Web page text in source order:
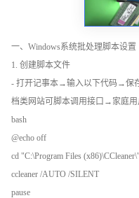
一、Windows系统批处理脚本设置
1. 创建脚本文件
- 打开记事本→输入以下代码→保
档类网站可脚本调用接口→家庭用
bash
@echo off
cd "C:\Program Files (x86)\CCleaner\"
ccleaner /AUTO /SILENT
pause